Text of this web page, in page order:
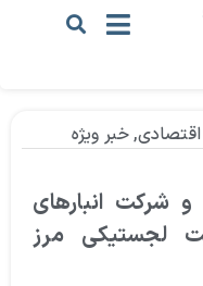
اقتصادی,خبر ویژه
و شرکت انبارهای
لجستیکی مرز